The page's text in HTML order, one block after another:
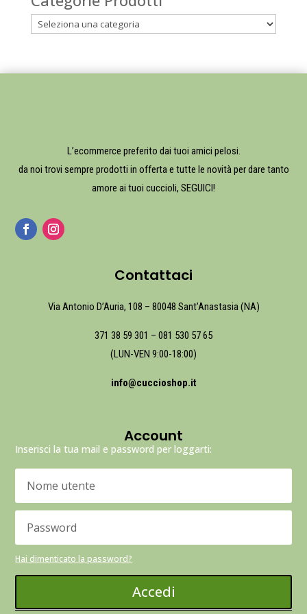
L’ecommerce preferito dai tuoi amici pelosi.
da noi trovi sempre prodotti in offerta e tutte le novità per dare tanto
amore ai tuoi cuccioli, SEGUICI!
Contattaci
Via Antonio D’Auria, 108 – 80048 Sant’Anastasia (NA)
371 38 59 301 – 081 530 57 65
(LUN-VEN 9:00-18:00)
info@cuccioshop.it
Account
Inserisci la tua mail e password per loggarti:
Hai dimenticato la password?
Accedi